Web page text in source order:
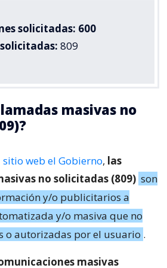
solicitadas: 600
809
masivas no
sitio web el Gobierno, las
no solicitadas (809) son
y/o publicitarios a
y/o masiva que no
o autorizadas por el usuario .
masivas